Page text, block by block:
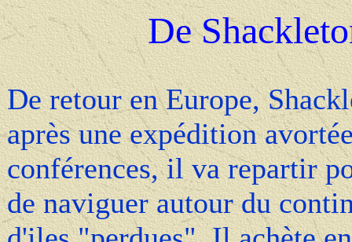
De
De retour en Europe,
après une expédition
conférences, il va repartir
de naviguer autour du